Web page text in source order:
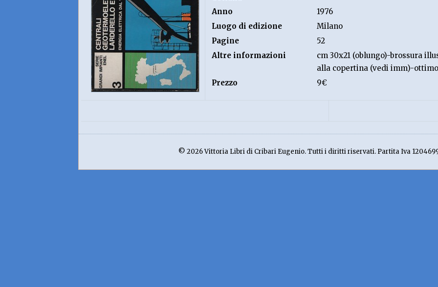
Anno
1976
Luogo di edizione
Milano
Pagine
52
Altre informazioni
cm 30x21 (oblungo)-brossura
alla copertina (vedi imm)-
Prezzo
9€
© 2026 Vittoria Libri di Cribari Eugenio. Tutti i diritti riservati. Partita Iva